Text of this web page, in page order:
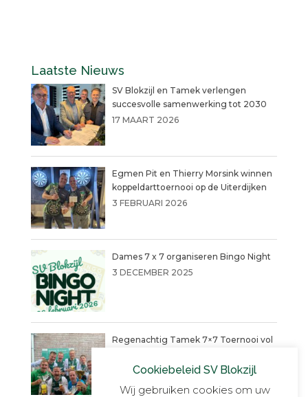
Laatste Nieuws
SV Blokzijl en Tamek verlengen
succesvolle samenwerking tot 2030
17 MAART 2026
Egmen Pit en Thierry Morsink winnen
koppeldarttoernooi op de Uiterdijken
3 FEBRUARI 2026
Dames 7 x 7 organiseren Bingo Night
3 DECEMBER 2025
Regenachtig Tamek 7×7 Toernooi vol
9 JUNI 2025
Cookiebeleid SV Blokzijl
Wij gebruiken cookies om uw